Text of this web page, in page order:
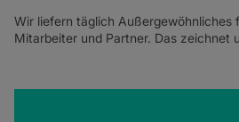
Wir liefern täglich Außergewöhnliches
Mitarbeiter und Partner. Das zeichnet